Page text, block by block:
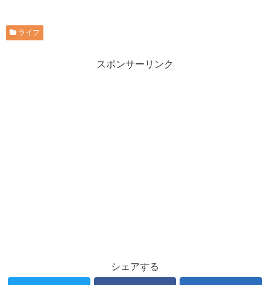
ライフ
スポンサーリンク
シェアする